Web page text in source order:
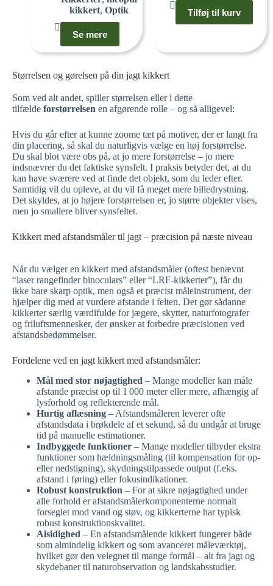
kikkert, Optik
Se mere
Tilføj til kurv
Størrelsen og gørelsen på din jagt kikkert
Som ved alt andet, spiller størrelsen eller i dette
tilfælde forstørrelsen en afgørende rolle – og så alligevel:
Hvis du går efter at kunne zoome tæt på motiver, der er langt fra
din placering, så skal du naturligvis vælge en høj forstørrelse.
Du skal blot være obs på, at jo mere forstørrelse – jo mere
indsnævrer du det faktiske synsfelt. I praksis betyder det, at du
kan have sværere ved at finde det objekt, som du leder efter.
Samtidig vil du opleve, at du vil få meget mere billedrystning.
Det skyldes, at jo højere forstørrelsen er, jo større objekter vises,
men jo smallere bliver synsfeltet.
Kikkert med afstandsmåler til jagt – præcision på næste niveau
Når du vælger en kikkert med afstandsmåler (oftest benævnt
“laser rangefinder binoculars” eller “LRF-kikkerter”), får du
ikke bare skarp optik, men også et præcist måleinstrument, der
hjælper dig med at vurdere afstande i felten. Det gør sådanne
kikkerter særlig værdifulde for jægere, skytter, naturfotografer
og friluftsmennesker, der ønsker at forbedre præcisionen ved
afstandsbedømmelser.
Fordelene ved en jagt kikkert med afstandsmåler:
Mål med stor nøjagtighed – Mange modeller kan måle
afstande præcist op til 1 000 meter eller mere, afhængig af
lysforhold og reflekterende mål.
Hurtig aflæsning – Afstandsmåleren leverer ofte
afstandsdata i brøkdele af et sekund, så du undgår at bruge
tid på manuelle estimationer.
Indbyggede funktioner – Mange modeller tilbyder ekstra
funktioner som hældningsmåling (til kompensation for op-
eller nedstigning), skydningstilpassede output (f.eks.
afstand i føring) eller fokusindikationer.
Robust konstruktion – For at sikre nøjagtighed under
alle forhold er afstandsmålerkomponenterne normalt
forseglet mod vand og støv, og kikkerterne har typisk
robust konstruktionskvalitet.
Alsidighed – En afstandsmålende kikkert fungerer både
som almindelig kikkert og som avanceret måleværktøj,
hvilket gør den velegnet til mange formål – alt fra jagt og
skydebaner til naturobservation og landskabsstudier.